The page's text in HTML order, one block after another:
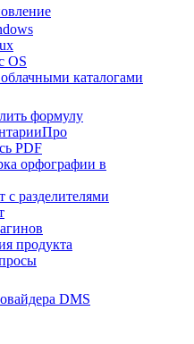
OS
каталогами
формулу
PDF
орфографии в
разделителями
продукта
DMS